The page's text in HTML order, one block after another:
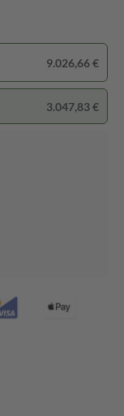
9.026,66 €
3.047,83 €